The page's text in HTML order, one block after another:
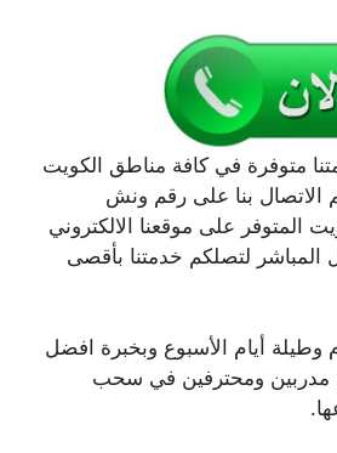
متوفرة في كافة مناطق الكويت
الاتصال بنا على رقم ونش
المتوفر على موقعنا الالكتروني
المباشر لتصلكم خدمتنا بأقصى
وطيلة أيام الأسبوع وبخبرة افضل
مدربين ومحترفين في سحب